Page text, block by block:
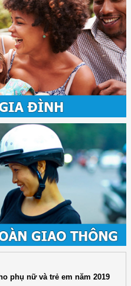
phụ nữ và trẻ em năm 2019